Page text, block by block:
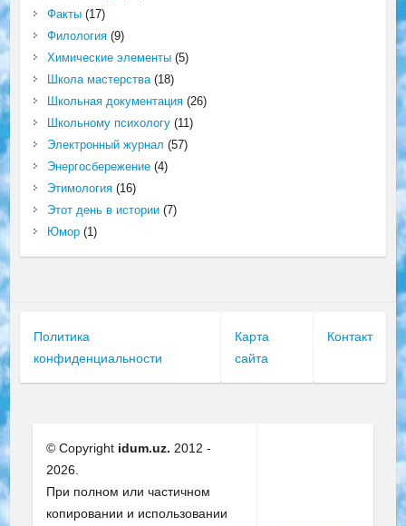
Факты(17)
Филология(9)
Химические элементы(5)
Школа мастерства(18)
Школьная документация(26)
Школьному психологу(11)
Электронный журнал (57)
Энергосбережение(4)
Этимология(16)
Этот день в истории(7)
Юмор(1)
Политика
конфиденциальности
Карта
сайта
Контакт
© Copyright idum.uz. 2012 -
2026.
При полном или частичном
копировании и использовании